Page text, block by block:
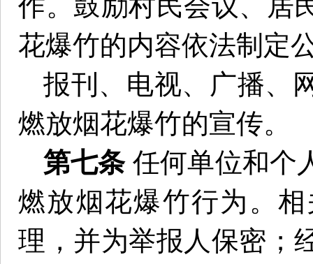
花爆竹的内容依法制定
报刊、电视、广播、
燃放烟花爆竹的宣传。
第七条 任何单位和个
燃放烟花爆竹行为。
理，并为举报人保密；